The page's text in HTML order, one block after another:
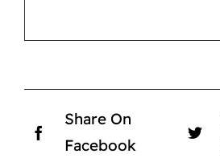
Share On
Facebook